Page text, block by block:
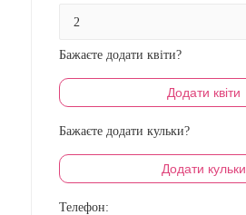
Бажаєте додати квіти?
Додати квіти
Бажаєте додати кульки?
Додати кульки
Телефон: